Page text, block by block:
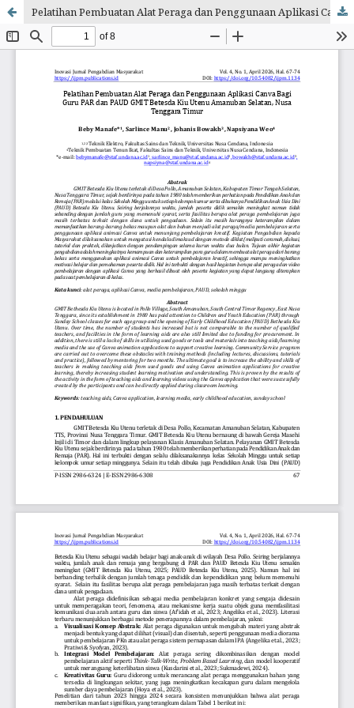
Pelatihan Pembuatan Alat Peraga dan Penggunaan Aplikasi Canva Bagi Guru PAR dan PAUD GMIT Betesda Kiu Utenu Amanuban Selatan, Nusa Tenggara Timur